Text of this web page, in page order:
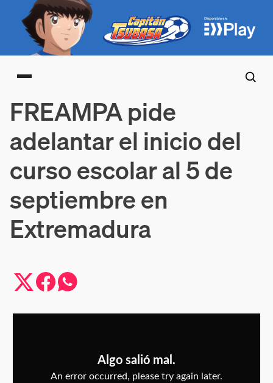
Main menu
FREAMPA pide
adelantar el inicio del
curso escolar al 5 de
septiembre en
Extremadura